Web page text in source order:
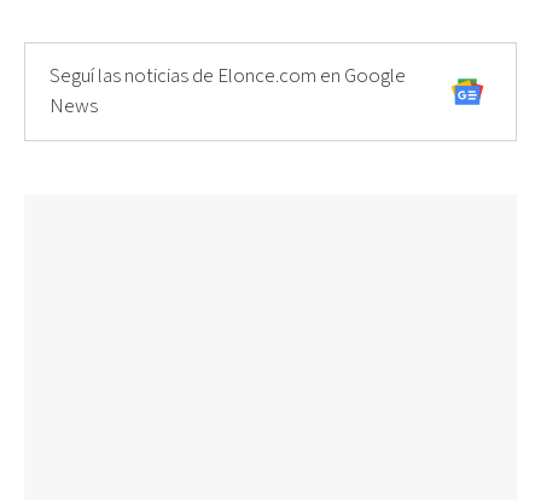
Seguí las noticias de Elonce.com en Google
News